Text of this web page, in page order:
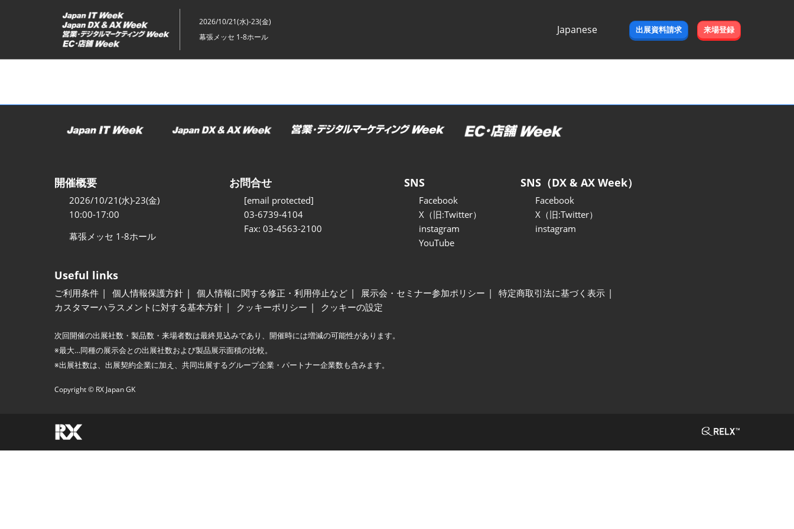
ッ
2026/10/21(水)-23(金)
幕張メッセ 1-8ホール
Japanese
出展資料請求 来場登録
開催概要
2026/10/21(水)-23(金)
10:00-17:00
幕張メッセ 1-8ホール
お問合せ
[email protected]
03-6739-4104
Fax: 03-4563-2100
SNS
Facebook
X（旧:Twitter）
instagram
YouTube
SNS（DX & AX Week）
Facebook
X（旧:Twitter）
instagram
Useful links
ご利用条件 個人情報保護方針 個人情報に関する修正・利用停止など 展示会・セミナー参加ポリシー
特定商取引法に基づく表示
カスタマーハラスメントに対する基本方針
クッキーポリシー クッキーの設定
次回開催の出展社数・製品数・来場者数は最終見込みであり、開催時には増減の可能性があります。
※最大…同種の展示会との出展社数および製品展示面積の比較。
※出展社数は、出展契約企業に加え、共同出展するグループ企業・パートナー企業数も含みます。
Copyright © RX Japan GK